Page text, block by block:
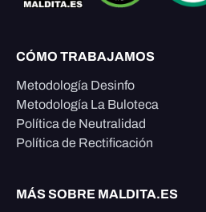
CÓMO TRABAJAMOS
Metodología Desinfo
Metodología La Buloteca
Política de Neutralidad
Política de Rectificación
MÁS SOBRE MALDITA.ES